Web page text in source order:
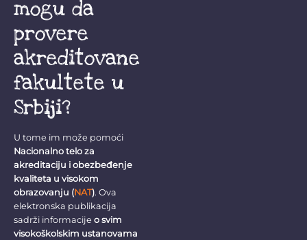
mogu da
provere
akreditovane
fakultete u
Srbiji?
U tome im može pomoći
Nacionalno telo za
akreditaciju i obezbeđenje
kvaliteta u visokom
obrazovanju (NAT). Ova
elektronska publikacija
sadrži informacije o svim
visokoškolskim ustanovama